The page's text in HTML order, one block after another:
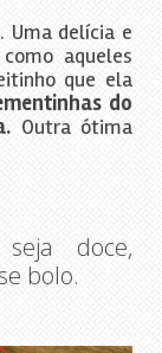
Uma delícia e
como aqueles
que ela
do
Outra ótima
doce,
bolo.